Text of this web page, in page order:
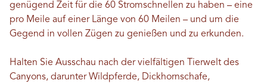
genügend Zeit für die 60 Stromschnellen zu haben – eine
pro Meile auf einer Länge von 60 Meilen – und um die
Gegend in vollen Zügen zu genießen und zu erkunden.
Halten Sie Ausschau nach der vielfältigen Tierwelt des
Canyons, darunter Wildpferde, Dickhornschafe,